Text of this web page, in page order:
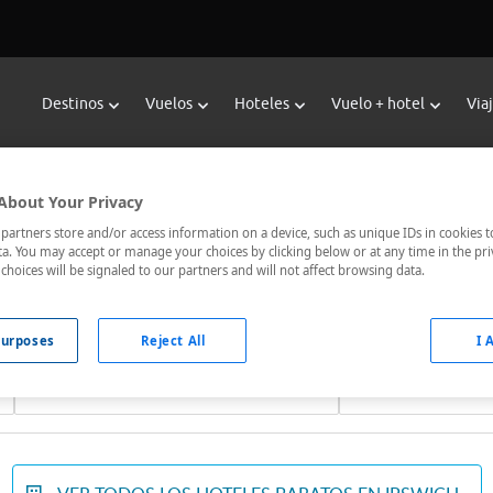
Destinos Vuelos Hoteles Vuelo + hotel
Reservar Hoteles en Ipswich
de Viajes Carrefour te ofrecehoteles baratos en Ipswich
el hotel que busques nosotros te lo encontramos al
Fechas *
Your Privacy
store and/or access information on a device, such as unique IDs in cookies
You may accept or manage your choices by clicking below or at any time in the
choices will be signaled to our partners and will not affect browsing data.
Reject All I